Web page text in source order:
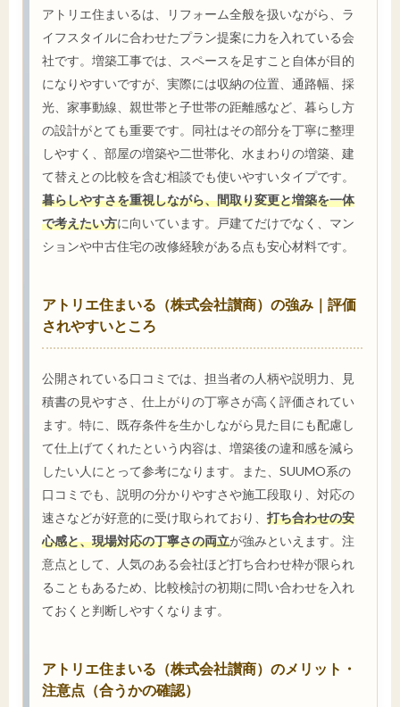
アトリエ住まいるは、リフォーム全般を扱いながら、ラ
イフスタイルに合わせたプラン提案に力を入れている会
社です。増築工事では、スペースを足すこと自体が目的
になりやすいですが、実際には収納の位置、通路幅、採
光、家事動線、親世帯と子世帯の距離感など、暮らし方
の設計がとても重要です。同社はその部分を丁寧に整理
しやすく、部屋の増築や二世帯化、水まわりの増築、建
て替えとの比較を含む相談でも使いやすいタイプです。
暮らしやすさを重視しながら、間取り変更と増築を一体
で考えたい方に向いています。戸建てだけでなく、マン
ションや中古住宅の改修経験がある点も安心材料です。
アトリエ住まいる（株式会社讃商）の強み｜評価
されやすいところ
公開されている口コミでは、担当者の人柄や説明力、見
積書の見やすさ、仕上がりの丁寧さが高く評価されてい
ます。特に、既存条件を生かしながら見た目にも配慮し
て仕上げてくれたという内容は、増築後の違和感を減ら
したい人にとって参考になります。また、SUUMO系の
口コミでも、説明の分かりやすさや施工段取り、対応の
速さなどが好意的に受け取られており、 打ち合わせの安
心感と、現場対応の丁寧さの両立が強みといえます。注
意点として、人気のある会社ほど打ち合わせ枠が限られ
ることもあるため、比較検討の初期に問い合わせを入れ
ておくと判断しやすくなります。
アトリエ住まいる（株式会社讃商）のメリット・
注意点（合うかの確認）